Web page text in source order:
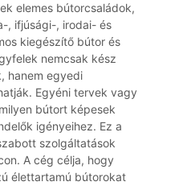
elemes bútorcsaládok,
, ifjúsági-, irodai- és
kiegészítő bútor és
nemcsak kész
hanem egyedi
Egyéni tervek vagy
bútort képesek
igényeihez. Ez a
szolgáltatások
A cég célja, hogy
élettartamú bútorokat